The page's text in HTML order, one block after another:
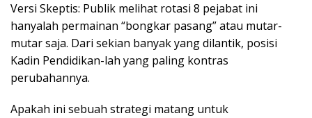
​Versi Skeptis: Publik melihat rotasi 8 pejabat ini
hanyalah permainan “bongkar pasang” atau mutar-
mutar saja. Dari sekian banyak yang dilantik, posisi
Kadin Pendidikan-lah yang paling kontras
perubahannya.
Apakah ini sebuah strategi matang untuk